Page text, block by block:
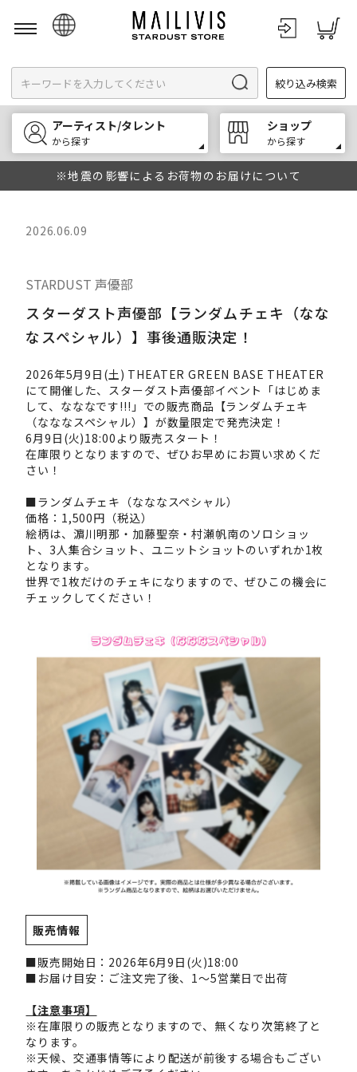
English
한국어
中文
絞り込み検索
アーティスト/タレント
から探す
ショップ
から探す
※地震の影響によるお荷物のお届けについて
2026.06.09
STARDUST 声優部
スターダスト声優部【ランダムチェキ（なな
なスペシャル）】事後通販決定！
2026年5月9日(土) THEATER GREEN BASE THEATER
にて開催した、スターダスト声優部イベント「はじめま
して、なななです!!!」での販売商品【ランダムチェキ
（なななスペシャル）】が数量限定で発売決定！
6月9日(火)18:00より販売スタート！
在庫限りとなりますので、ぜひお早めにお買い求めくだ
さい！
■ランダムチェキ（なななスペシャル）
価格：1,500円（税込）
絵柄は、濵川明那・加藤聖奈・村瀬帆南のソロショッ
ト、3人集合ショット、ユニットショットのいずれか1枚
となります。
世界で1枚だけのチェキになりますので、ぜひこの機会に
チェックしてください！
販売情報
■販売開始日：2026年6月9日(火)18:00
■お届け目安：ご注文完了後、1～5営業日で出荷
【注意事項】
※在庫限りの販売となりますので、無くなり次第終了と
なります。
※天候、交通事情等により配送が前後する場合もござい